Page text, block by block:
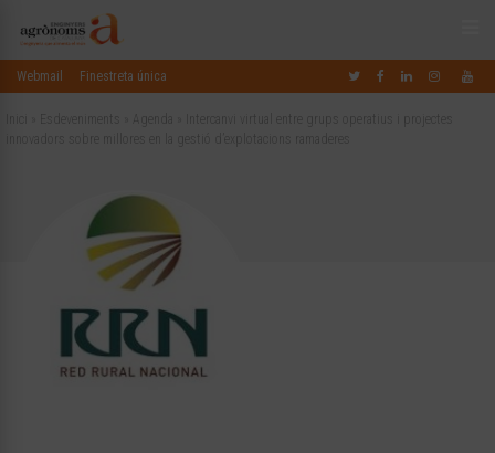
Webmail Finestreta única